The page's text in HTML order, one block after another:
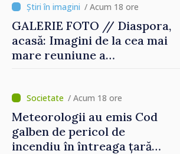
/ Acum 18 ore
GALERIE FOTO // Diaspora,
acasă: Imagini de la cea mai
mare reuniune a
/ Acum 18 ore
Meteorologii au emis Cod
galben de pericol de
incendiu în întreaga țară